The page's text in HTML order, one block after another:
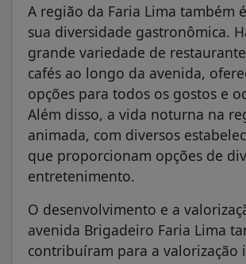
A região da Faria Lima também
sua diversidade gastronômica.
grande variedade de
cafés ao longo da avenida,
opções para todos os gostos e
Além disso, a vida noturna na
animada, com diversos
que proporcionam opções de
entretenimento.
O desenvolvimento e a
avenida Brigadeiro Faria Lima
contribuíram para a valorização